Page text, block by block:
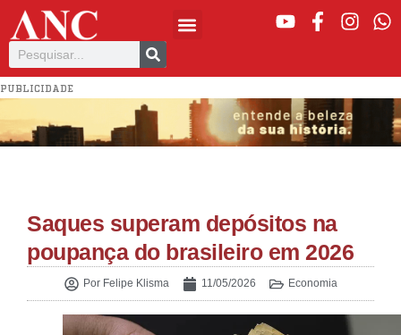
PUBLICIDADE
Saques superam depósitos na
poupança do brasileiro em 2026
PorFelipe Klisma 11/05/2026 Economia